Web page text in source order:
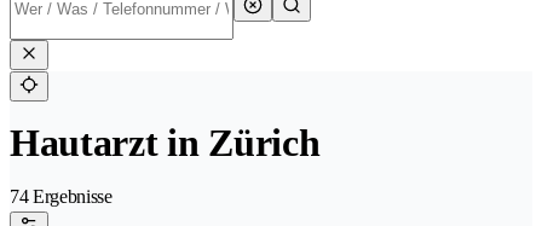
Hautarzt in Zürich
74 Ergebnisse